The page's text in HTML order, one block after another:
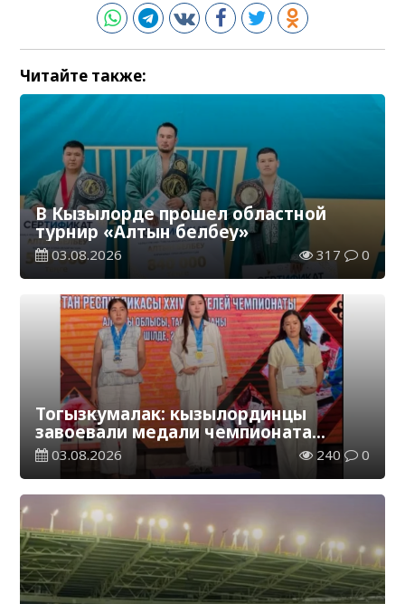
Читайте также:
В Кызылорде прошел областной
турнир «Алтын белбеу»
03.08.2026 317 0
Тогызкумалак: кызылординцы
завоевали медали чемпионата
Казахстана
03.08.2026 240 0